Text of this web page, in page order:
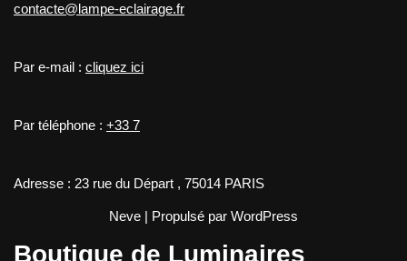
contacte@lampe-eclairage.fr
Par e-mail : cliquez ici
Par téléphone : +33 7
Adresse : 23 rue du Départ , 75014 PARIS
Neve | Propulsé par WordPress
Boutique de Luminaires